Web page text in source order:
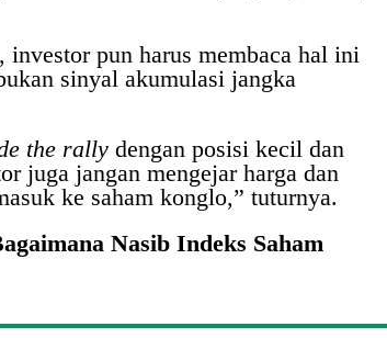
pun harus membaca hal ini
sinyal akumulasi jangka
the rally dengan posisi kecil dan
juga jangan mengejar harga dan
ke saham konglo,” tuturnya.
Nasib Indeks Saham